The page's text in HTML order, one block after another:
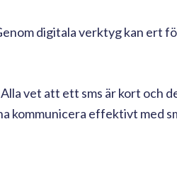
digitala verktyg kan ert
vet att ett sms är kort och
kommunicera effektivt med